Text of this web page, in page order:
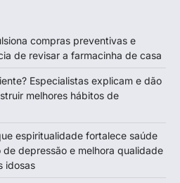
compras preventivas e
de revisar a farmacinha de casa
Especialistas explicam e dão
melhores hábitos de
espiritualidade fortalece saúde
depressão e melhora qualidade
idosas